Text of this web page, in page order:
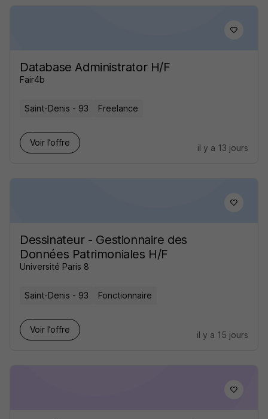
Database Administrator H/F
Fair4b
Saint-Denis - 93 Freelance
Voir l’offre
il y a 13 jours
Dessinateur - Gestionnaire des
Données Patrimoniales H/F
Université Paris 8
Saint-Denis - 93 Fonctionnaire
Voir l’offre
il y a 15 jours